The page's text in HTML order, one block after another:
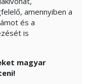
amennyiben a
és a
is
magyar